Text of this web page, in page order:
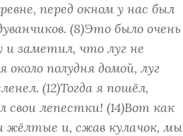
перед окном у нас был
(8)Это было очень
и заметил, что луг не
около полудня домой, луг
(12)Тогда я пошёл,
свои лепестки! (14)Вот как
жёлтые и, сжав кулачок, мы